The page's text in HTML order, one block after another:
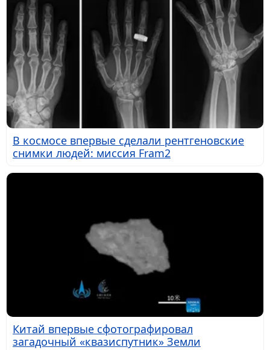
В космосе впервые сделали рентгеновские
снимки людей: миссия Fram2
Китай впервые сфотографировал
загадочный «квазиспутник» Земли